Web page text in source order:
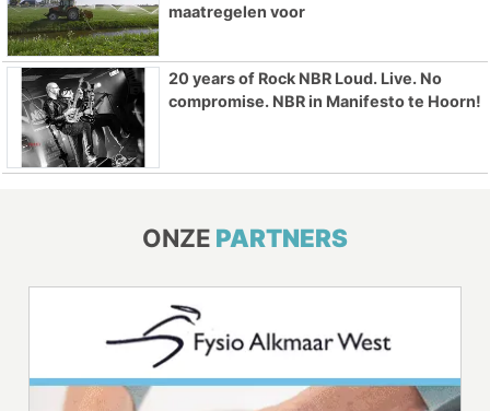
maatregelen voor
20 years of Rock NBR Loud. Live. No
compromise. NBR in Manifesto te Hoorn!
ONZE PARTNERS